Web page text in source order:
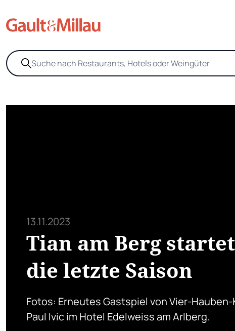
13.11.2023
Tian am Berg
die letzte Saison
Fotos: Erneutes Gastspiel von Vier-Hauben-
Paul Ivic im Hotel Edelweiss am Arlberg.